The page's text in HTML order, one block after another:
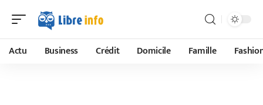
Actu Business Crédit Domicile Famille